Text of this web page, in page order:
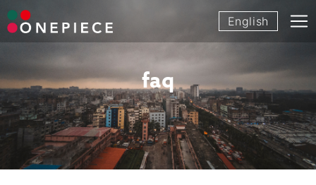
Skip
to
English
faq